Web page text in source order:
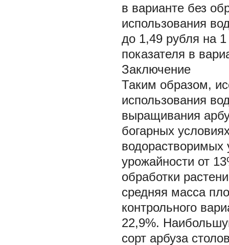
в варианте без
использования
до 1,49 рубля на 1
показателя в
Заключение
Таким образом,
использования
выращивания
богарных
урожайности от
обработки
средняя масса
контрольного
22,9%.
сорт арбуза